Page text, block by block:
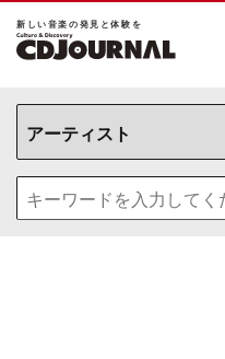
新しい⾳楽の発⾒と体験を